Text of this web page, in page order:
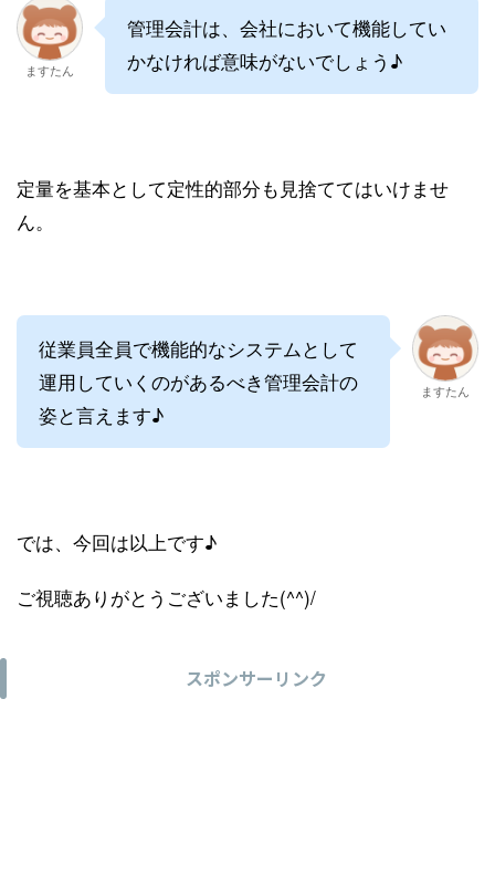
ますたん
管理会計は、会社において機能してい
かなければ意味がないでしょう♪
定量を基本として定性的部分も見捨ててはいけませ
ん。
従業員全員で機能的なシステムとして
運用していくのがあるべき管理会計の
姿と言えます♪
ますたん
では、今回は以上です♪
ご視聴ありがとうございました(^^)/
スポンサーリンク